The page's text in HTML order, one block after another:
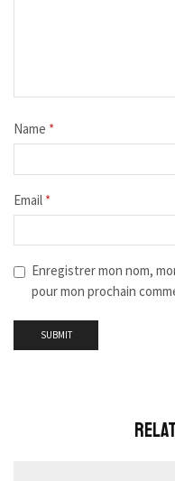
Name *
Email *
Enregistrer mon nom,
pour mon prochain